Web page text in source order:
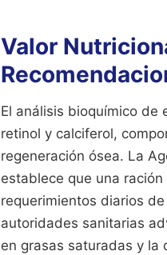
Valor
El análisis bioquímico de
retinol y calciferol,
regeneración ósea. La
establece que una
requerimientos diarios
autoridades sanitarias
en grasas saturadas y la